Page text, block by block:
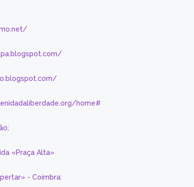
home#
«Praça Alta»
- Coimbra: